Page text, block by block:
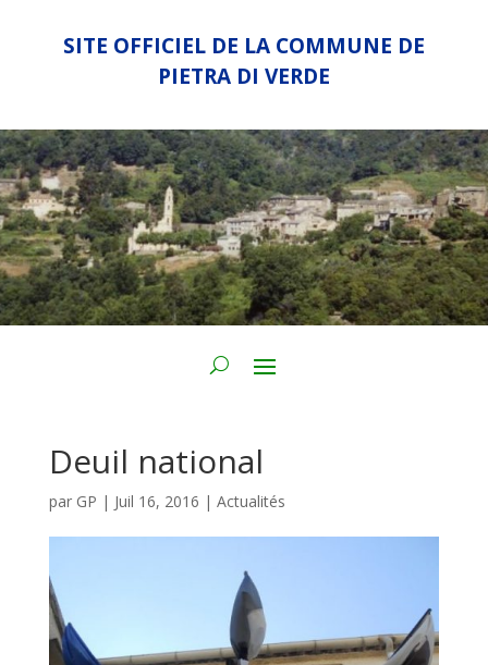
SITE OFFICIEL DE LA COMMUNE DE
PIETRA DI VERDE
Deuil national
par GP | Juil 16, 2016 | Actualités